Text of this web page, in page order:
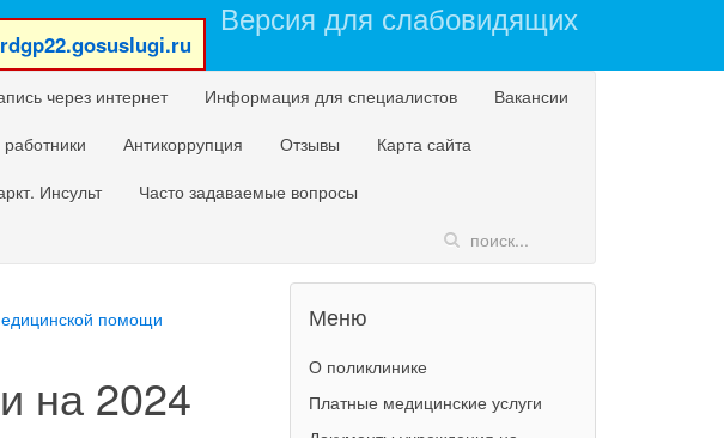
Версия для слабовидящих
через интернет Информация для специалистов
Вакансии
Антикоррупция Отзывы
Карта сайта
Инсульт Часто задаваемые вопросы
помощи
на 2024
Меню
О поликлинике
Платные медицинские услуги